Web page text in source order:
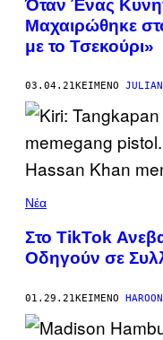
Όταν Ένας
Μαχαιρώθηκε
με το Τσεκούρι»
03.04.21ΚΕΊΜΕΝΟ JULIAN
Νέα
Στο TikTok
Οδηγούν σε
01.29.21ΚΕΊΜΕΝΟ